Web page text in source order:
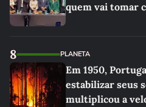
quem vai tomar
8 PLANETA
Em 1950,
estabilizar seus
multiplicou a